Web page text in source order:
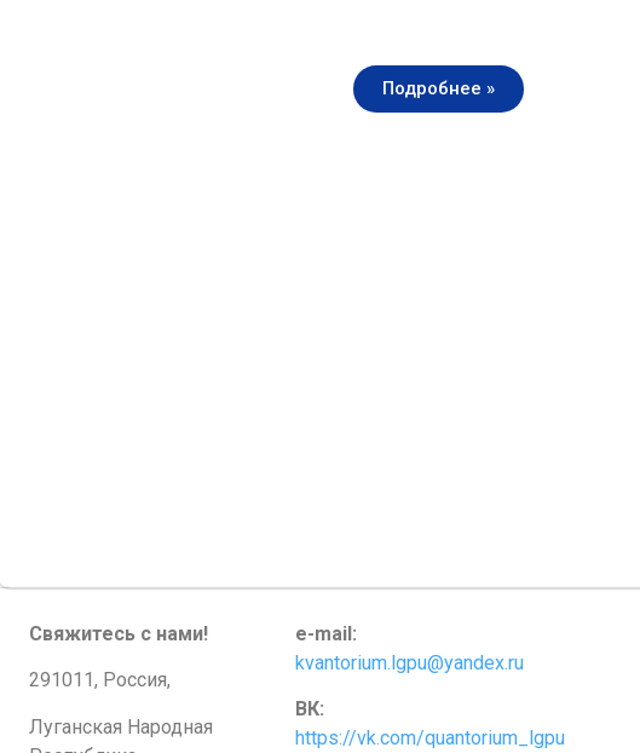
Подробнее »
Свяжитесь с нами!
291011, Россия,
Луганская Народная
e-mail:
kvantorium.lgpu@yandex.ru
ВК:
https://vk.com/quantorium_lgpu